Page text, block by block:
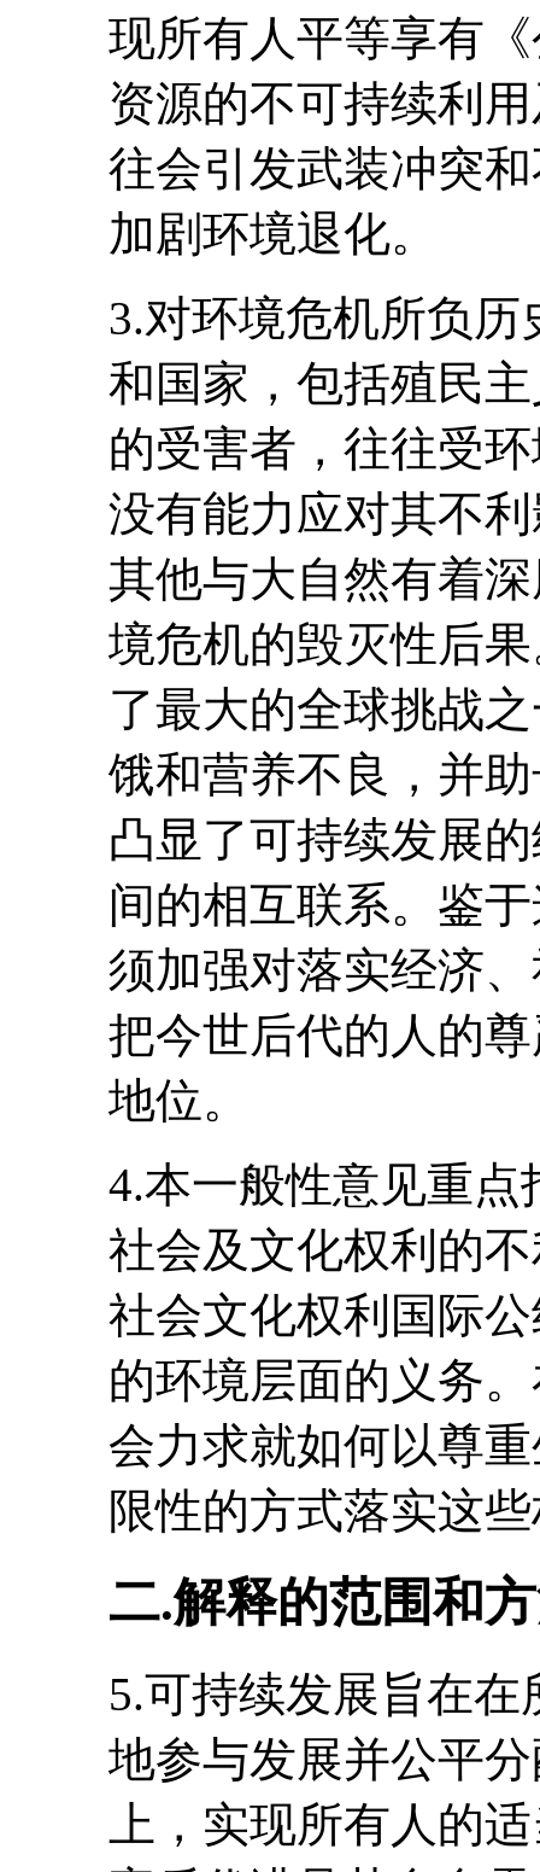
现所有人平等享有
资源的不可持续利
往会引发武装冲突
加剧环境退化。
3.对环境危机所负
和国家，包括殖民
的受害者，往往受
没有能力应对其不
其他与大自然有着
境危机的毁灭性后
了最大的全球挑战
饿和营养不良，并
凸显了可持续发展
间的相互联系。鉴
须加强对落实经济
把今世后代的人的
地位。
4.本一般性意见重
社会及文化权利的
社会文化权利国际
的环境层面的义务
会力求就如何以尊
限性的方式落实这
二.解释的范围和
5.可持续发展旨在
地参与发展并公平
上，实现所有人的